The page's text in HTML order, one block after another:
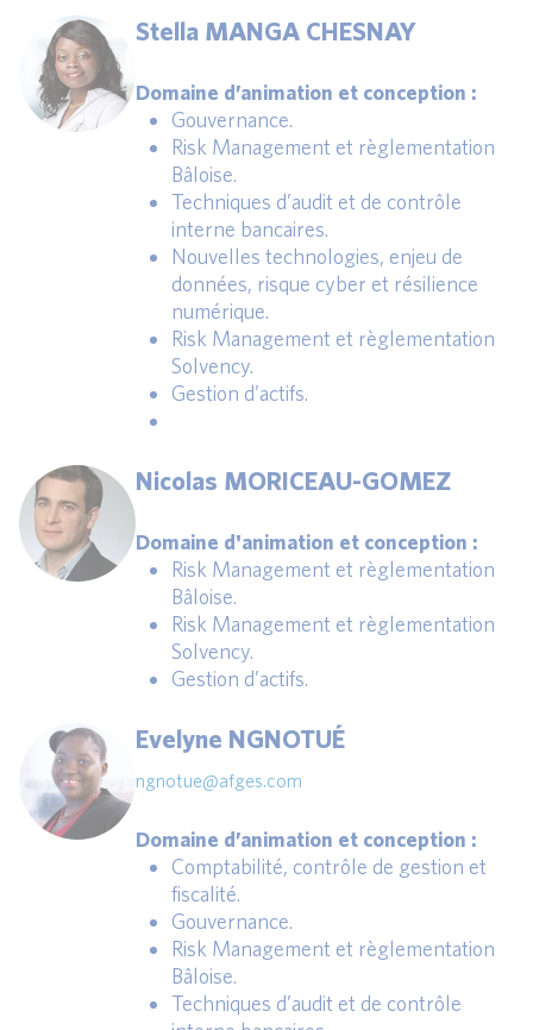
Stella MANGA CHESNAY
Domaine d’animation et conception :
Gouvernance.
Risk Management et règlementation
Bâloise.
Techniques d’audit et de contrôle
interne bancaires.
Nouvelles technologies, enjeu de
données, risque cyber et résilience
numérique.
Risk Management et règlementation
Solvency.
Gestion d’actifs.
Nicolas MORICEAU-GOMEZ
Domaine d'animation et conception :
Risk Management et règlementation
Bâloise.
Risk Management et règlementation
Solvency.
Gestion d’actifs.
Evelyne NGNOTUÉ
ngnotue@afges.com
Domaine d’animation et conception :
Comptabilité, contrôle de gestion et
fiscalité.
Gouvernance.
Risk Management et règlementation
Bâloise.
Techniques d’audit et de contrôle